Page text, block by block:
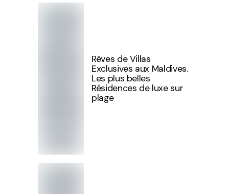
Rêves de Villas
Exclusives aux Maldives.
Les plus belles
Résidences de luxe sur
plage